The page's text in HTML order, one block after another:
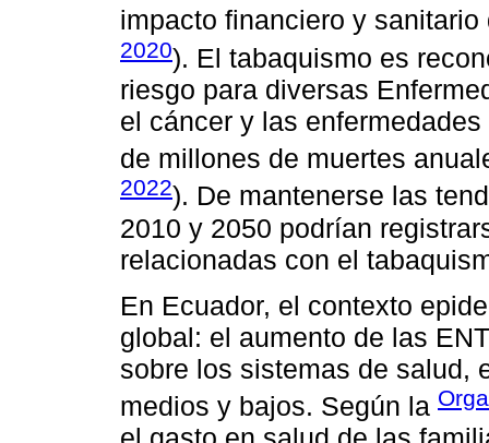
impacto financiero y
2020). El tabaquismo es
riesgo para diversas
el cáncer y las
de millones de muertes
2022). De mantenerse las
2010 y 2050 podrían
relacionadas con el
En Ecuador, el contexto
global: el aumento de las
sobre los sistemas de salud,
medios y bajos. Según la